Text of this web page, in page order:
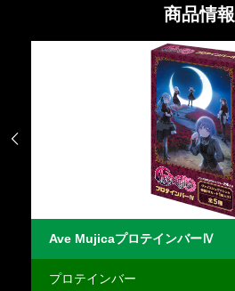
商品情報
Ave MujicaプロテインバーⅣ
プロテインバー
